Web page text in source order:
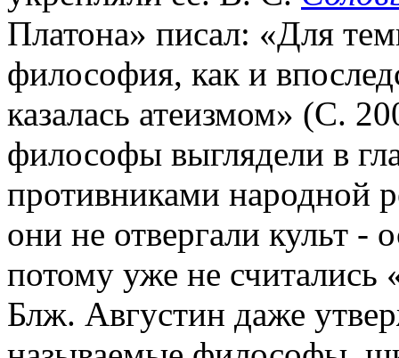
Платона» писал: «Для
философия, как и
казалась атеизмом» (С.
философы выглядели в
противниками народной
они не отвергали культ -
потому уже не считались
Блж. Августин даже